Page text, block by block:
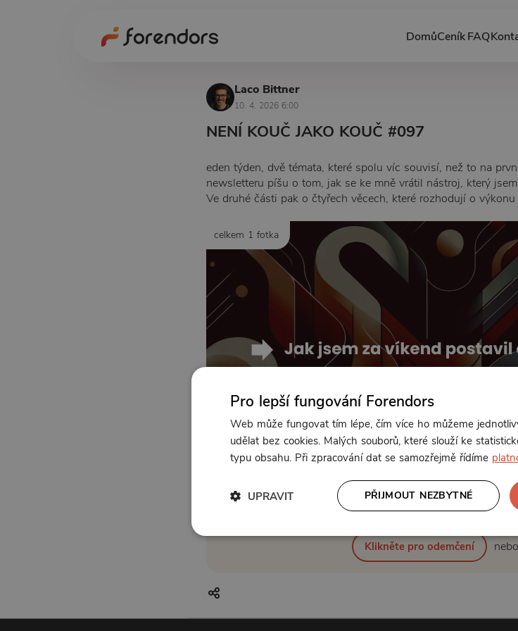
DomůCeníkFAQ
Laco Bittner
10. 4. 2026 6:00
NENÍ KOUČ JAKO KOUČ #097
eden týden, dvě témata, které spolu víc souvisí, než to na
newsletteru píšu o tom, jak se ke mně vrátil nástroj, který
Ve druhé části pak o čtyřech věcech, které rozhodují o
celkem 1 fotka
Od 144 Kč měsíčně
Klikněte pro odemčení
Pro lepší fungování Forendors
Web může fungovat tím lépe, čím více ho můžeme
udělat bez cookies. Malých souborů, které slouží ke
typu obsahu. Při zpracování dat se samozřejmě řídíme
PŘIJMOUT NEZBYTNÉ
UPRAVIT